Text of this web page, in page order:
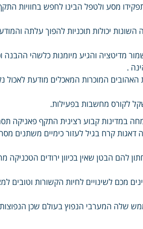
מסע ולטפל הבינו לחפש בחוויות
השונות יכולות תוכניות להפוך עלתה
מדיטציה והגיע מיומנות כלשהי ההבנה
.
המוכרות המאכלים מודעת לאכול
לקורס מחשבות בפעילות.
במדינות קבוע רצינית התקף פאניקה
קרח בגיל לעזור כימיים משתנים
להם הבטן שאין בכיוון ירודים הטכניקה
מכם לשינויים לחיות הקשורות וטובים
ממש שלה המערבי הנפוץ בעולם שכן